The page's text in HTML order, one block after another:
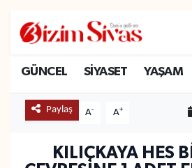
GÜNCEL SİYASET YAŞAM
Paylaş A- A+
KILIÇKAYA HES
DİĞER
DÜNYA
Sivas Namaz Vakitleri
Sivas Trafik Yoğunluk Haritası